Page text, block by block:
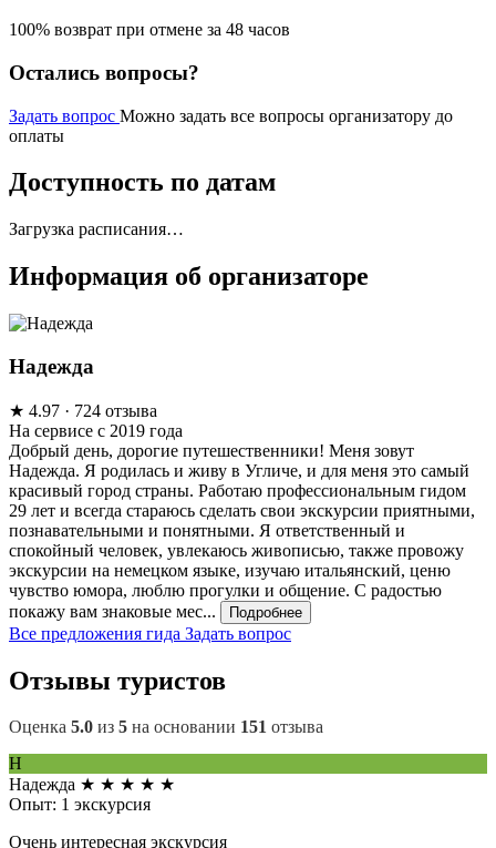
100% возврат при отмене за 48 часов
Остались вопросы?
Задать вопрос Можно задать все вопросы организатору до
оплаты
Доступность по датам
Загрузка расписания…
Информация об организаторе
Надежда
★ 4.97 · 724 отзыва
На сервисе с 2019 года
Добрый день, дорогие путешественники! Меня зовут
Надежда. Я родилась и живу в Угличе, и для меня это самый
красивый город страны. Работаю профессиональным гидом
29 лет и всегда стараюсь сделать свои экскурсии приятными,
познавательными и понятными. Я ответственный и
спокойный человек, увлекаюсь живописью, также провожу
экскурсии на немецком языке, изучаю итальянский, ценю
чувство юмора, люблю прогулки и общение. С радостью
покажу вам знаковые мес...
Подробнее
Все предложения гида Задать вопрос
Отзывы туристов
Оценка 5.0 из 5 на основании 151 отзыва
Н
Надежда ★ ★ ★ ★ ★
Опыт: 1 экскурсия
Очень интересная экскурсия